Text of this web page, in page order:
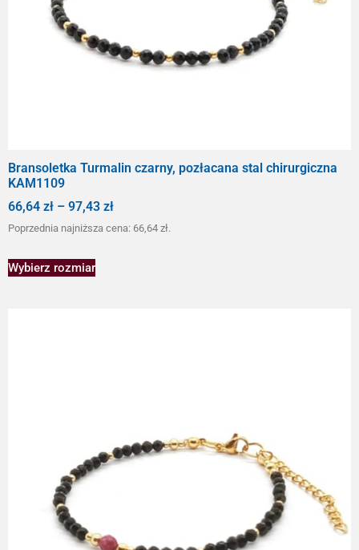
Bransoletka Turmalin czarny, pozłacana stal chirurgiczna
KAM1109
66,64 zł – 97,43 zł
Poprzednia najniższa cena: 66,64 zł.
Wybierz rozmiar